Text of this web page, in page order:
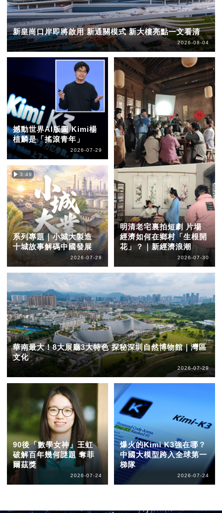
新皇崗口岸即將啟用 新通關模式 新大樓亮點一文看清
2026-08-04
撼動世界AI版圖 Kimi楊
植麟是「搖滾青年」
2026-07-29
3:49
系列專題｜小城大製造
十城故事解碼中國發展
2026-07-28
明清老宅裏拍短劇 片場
經濟如何在鄉村「生根開
花」？｜新經濟浪潮
2026-07-30
華南最大！8大展廳3大特色 探秘深圳自然博物館｜灣區
文化
2026-07-29
90後「數學女神」王虹
破解百年幾何謎題 奪菲
爾茲獎
2026-07-24
爆火的Kimi K3強在哪？
中國大模型跨入全球第一
梯隊
2026-07-24